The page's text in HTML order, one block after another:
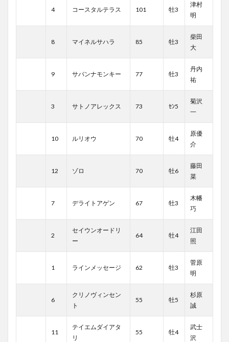
4 コースタルテラス 101 牡3
津村
明
8 マイネルサハラ 85 牡3
柴田
大
9 サバンナモンキー 77 牡3
丹内
祐
3 サトノアレックス 73 ｾﾝ5
菊沢
一
10 ルリオウ 70 牡4
原優
介
12 ゾロ 70 牡6
藤田
菜
7 デライトアゲン 67 牡3
木幡
巧
2
セイウンオードリ
ー
64 牡4
江田
照
1 ラインメッセージ 62 牡3
菅原
明
6
クリノヴィンセン
ト
55 牡5
杉原
誠
11
テイエムダイアタ
リ
55 牡4
武士
沢